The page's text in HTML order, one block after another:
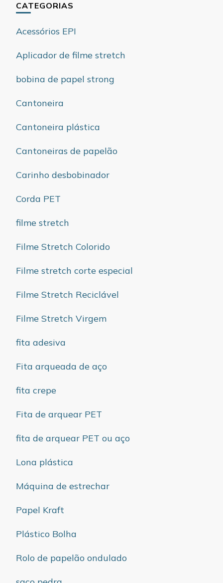
CATEGORIAS
Acessórios EPI
Aplicador de filme stretch
bobina de papel strong
Cantoneira
Cantoneira plástica
Cantoneiras de papelão
Carinho desbobinador
Corda PET
filme stretch
Filme Stretch Colorido
Filme stretch corte especial
Filme Stretch Reciclável
Filme Stretch Virgem
fita adesiva
Fita arqueada de aço
fita crepe
Fita de arquear PET
fita de arquear PET ou aço
Lona plástica
Máquina de estrechar
Papel Kraft
Plástico Bolha
Rolo de papelão ondulado